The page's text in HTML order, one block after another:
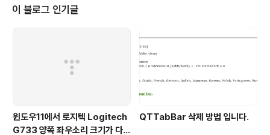
다음,, 넥스트, 넥스트 하면서 그냥 설치하는경우가 많습니
다. 오늘은 유마일인코더 프로그램의 설치방법에 대해서
을 누릅니다. 사용자 계약에 동의합니다. 체크하시고 다음
을 누릅니다. 설치경로를 확인하고 다음을 누릅니다. ※ 참
고로 저는 윈도우7 64비트입니다. 여기서 전체설..
이 블로그 인기글
윈도우11에서 로지텍 Logitech
G733 양쪽 좌우소리 크기가 다르
QTTabBar 삭제 방법 입니다.